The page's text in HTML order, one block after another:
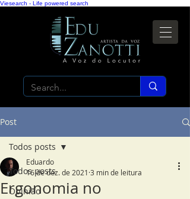
Viesearch - Life powered search
Post
Todos posts
Opinião
Todos posts
Ergonomia no
Eduardo
16 de dez. de 2021 3 min de leitura